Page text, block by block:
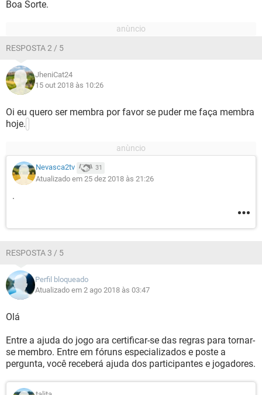
Boa Sorte.
RESPOSTA 2 / 5
JheniCat24
15 out 2018 às 10:26
Oi eu quero ser membra por favor se puder me faça membra
hoje.
Nevasca2tv 31
Atualizado em 25 dez 2018 às 21:26
.
RESPOSTA 3 / 5
Perfil bloqueado
Atualizado em 2 ago 2018 às 03:47
Olá
Entre a ajuda do jogo ara certificar-se das regras para tornar-
se membro. Entre em fóruns especializados e poste a
pergunta, você receberá ajuda dos participantes e jogadores.